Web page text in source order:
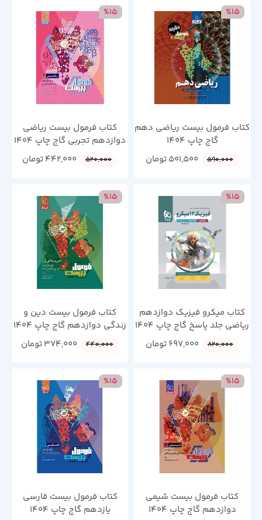
کتاب فرمول بیست ریاضی دهم
گاج چاپ 1404
%15
590,000
501,500تومان
کتاب فرمول بیست ریاضی
دوازدهم تجربی گاج چاپ 1404
%15
520,000
442,000تومان
کتاب میکرو فیزیک دوازدهم
ریاضی جلد پاسخ گاج چاپ 1404
%15
820,000
697,000تومان
کتاب فرمول بیست دین و
زندگی دوازدهم گاج چاپ 1404
%15
440,000
374,000تومان
کتاب فرمول بیست شیمی
دوازدهم گاج چاپ 1404
%15
کتاب فرمول بیست فارسی
یازدهم گاج چاپ 1404
%15